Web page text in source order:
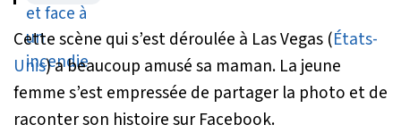
Cette scène qui s’est déroulée à Las Vegas (États-
Unis) a beaucoup amusé sa maman. La jeune
femme s’est empressée de partager la photo et de
raconter son histoire sur Facebook.